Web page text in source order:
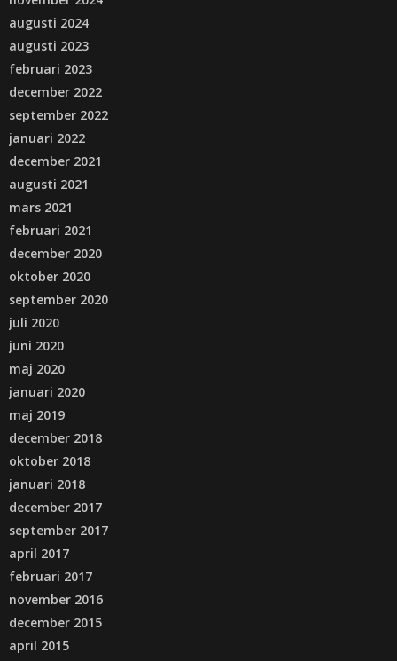
augusti 2024
augusti 2023
februari 2023
december 2022
september 2022
januari 2022
december 2021
augusti 2021
mars 2021
februari 2021
december 2020
oktober 2020
september 2020
juli 2020
juni 2020
maj 2020
januari 2020
maj 2019
december 2018
oktober 2018
januari 2018
december 2017
september 2017
april 2017
februari 2017
november 2016
december 2015
april 2015